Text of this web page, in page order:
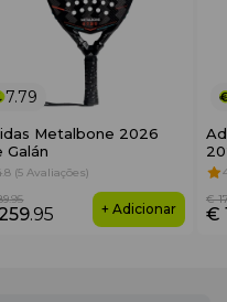
7.79
Metalbone 2026
Galán
(5 Avaliações)
.95
.95
+ Adicionar €
€